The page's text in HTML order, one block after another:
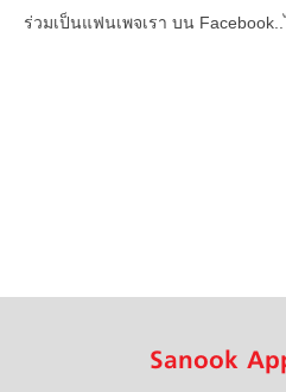
ร่วมเป็นแฟนเพจเรา บน
Sanook